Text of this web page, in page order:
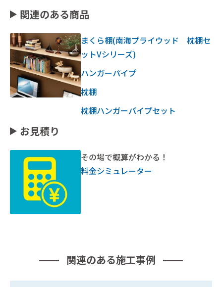
関連のある商品
まくら棚(南海プライウッド 枕棚セ
ットVシリーズ)
ハンガーパイプ
枕棚
枕棚ハンガーパイプセット
お見積り
その場で概算がわかる！
料金シミュレーター
関連のある施工事例